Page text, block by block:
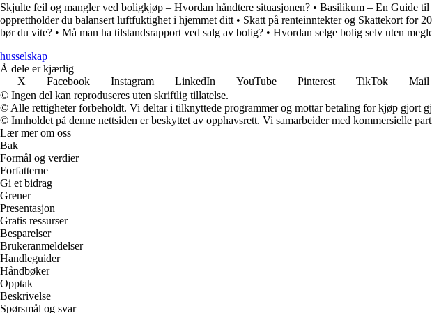
Skjulte feil og mangler ved boligkjøp – Hvordan håndtere situasjonen? • Basilikum – En Guide
opprettholder du balansert luftfuktighet i hjemmet ditt • Skatt på renteinntekter og Skattekort for
bør du vite? • Må man ha tilstandsrapport ved salg av bolig? • Hvordan selge bolig selv uten
husselskap
Å dele er kjærlig
X
Facebook Instagram LinkedIn YouTube Pinterest TikTok Mail
© Ingen del kan reproduseres uten skriftlig tillatelse.
© Alle rettigheter forbeholdt. Vi deltar i tilknyttede programmer og mottar betaling for kjøp gjort
© Innholdet på denne nettsiden er beskyttet av opphavsrett. Vi samarbeider med kommersielle
Lær mer om oss
Bak
Formål og verdier
Forfatterne
Gi et bidrag
Grener
Presentasjon
Gratis ressurser
Besparelser
Brukeranmeldelser
Handleguider
Håndbøker
Opptak
Beskrivelse
Spørsmål og svar